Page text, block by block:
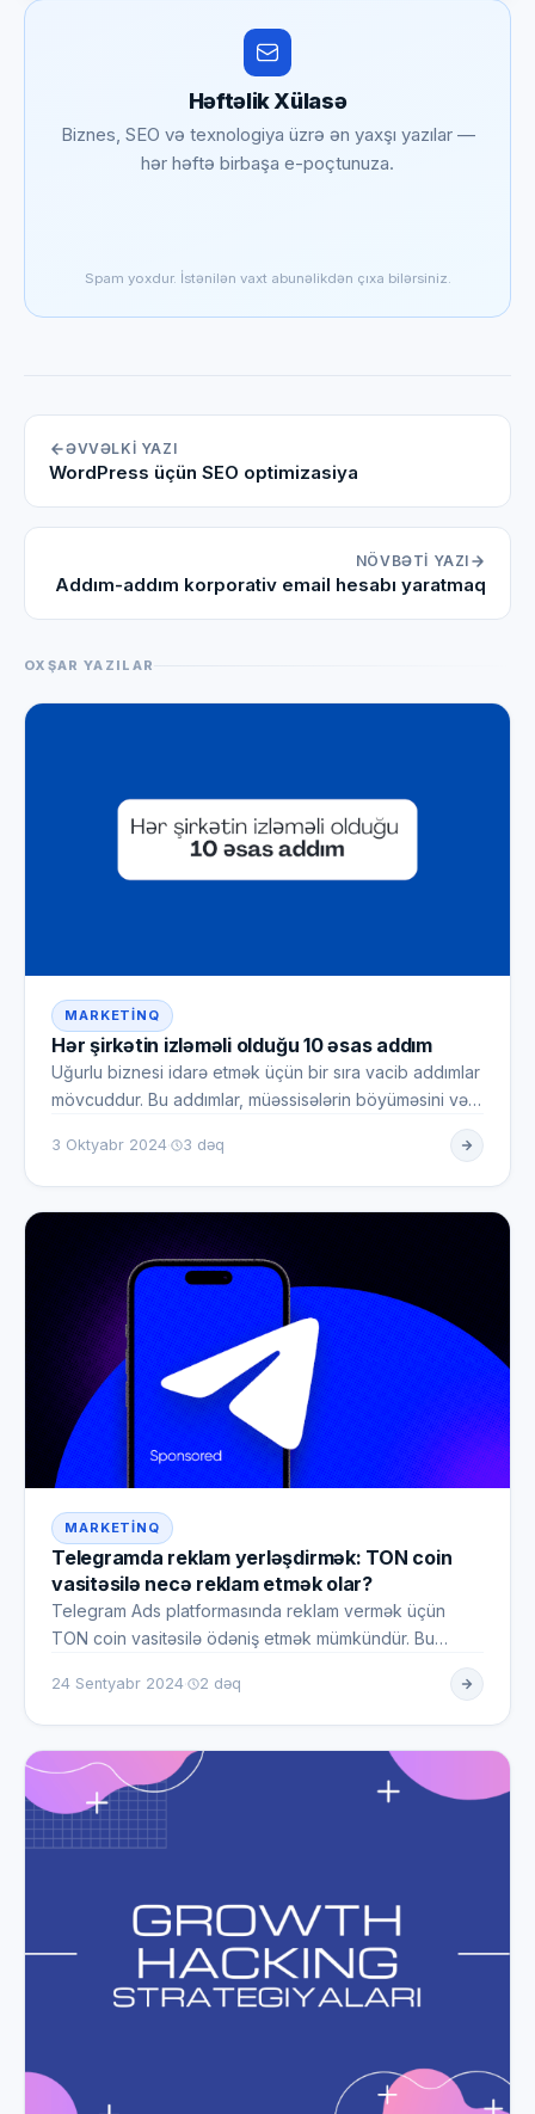
Həftəlik Xülasə
Biznes, SEO və texnologiya üzrə ən yaxşı yazılar —
hər həftə birbaşa e-poçtunuza.
Spam yoxdur. İstənilən vaxt abunəlikdən çıxa bilərsiniz.
ƏVVƏLKI YAZI
WordPress üçün SEO optimizasiya
NÖVBƏTI YAZI
Addım-addım korporativ email hesabı yaratmaq
OXŞAR YAZILAR
MARKETINQ
Hər şirkətin izləməli olduğu 10 əsas addım
Uğurlu biznesi idarə etmək üçün bir sıra vacib addımlar
mövcuddur. Bu addımlar, müəssisələrin böyüməsini və
3 Oktyabr 2024· 3 dəq
MARKETINQ
Telegramda reklam yerləşdirmək: TON coin
vasitəsilə necə reklam etmək olar?
Telegram Ads platformasında reklam vermək üçün
TON coin vasitəsilə ödəniş etmək mümkündür. Bu
24 Sentyabr 2024· 2 dəq